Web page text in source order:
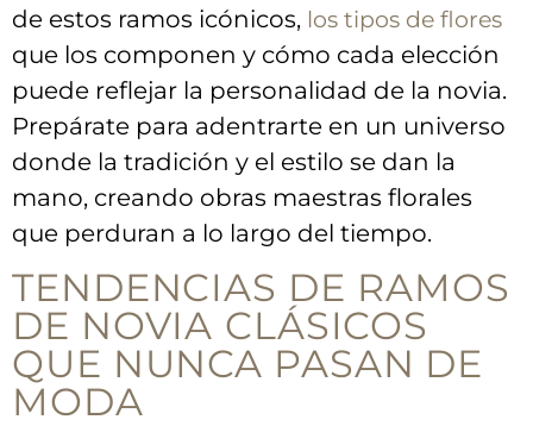
de ‌estos ramos⁢ icónicos, los tipos de flores
que los componen y cómo cada elección
puede reflejar la personalidad‌ de la novia.
⁢Prepárate⁢ para ‍adentrarte en un universo
donde la tradición y el estilo se dan la
‍mano, creando obras maestras ‍florales
‍que perduran a lo largo del tiempo.
TENDENCIAS DE⁣ RAMOS
DE ‌NOVIA⁣ CLÁSICOS
QUE NUNCA PASAN DE
MODA